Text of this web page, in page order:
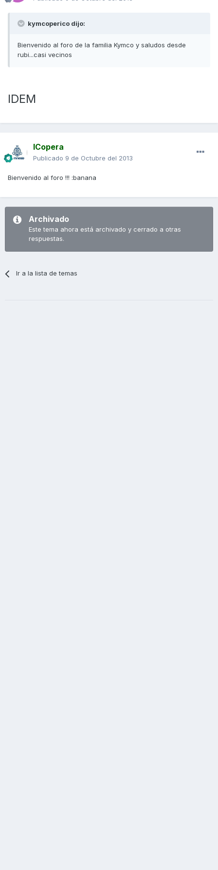
kymcoperico dijo:
Bienvenido al foro de la familia Kymco y saludos desde
rubi...casi vecinos
IDEM
ICopera
Publicado 9 de Octubre del 2013
Bienvenido al foro !!! :banana
Archivado
Este tema ahora está archivado y cerrado a otras
respuestas.
Ir a la lista de temas